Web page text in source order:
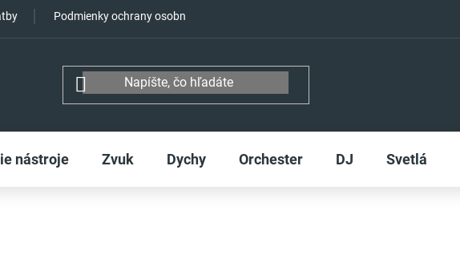
Podmienky ochrany osobných údajov
nástroje Zvuk Dychy Orchester DJ Svetlá